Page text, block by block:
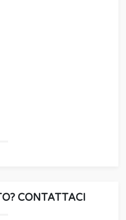
CONTATTACI